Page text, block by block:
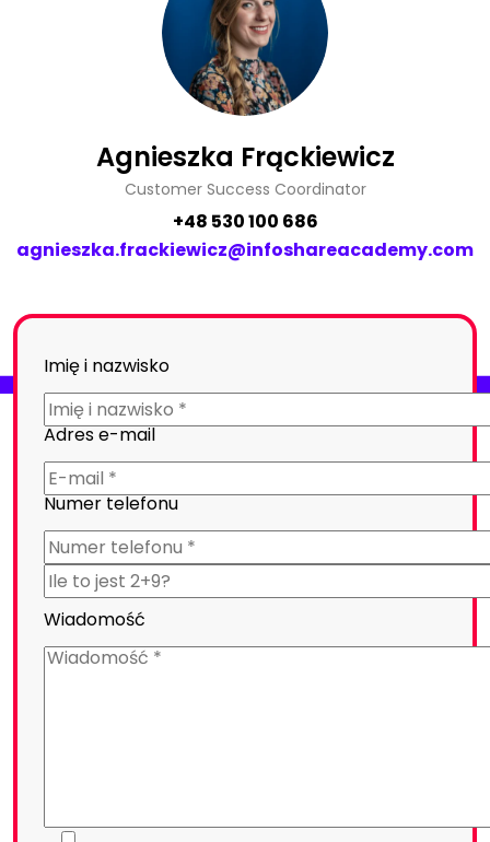
Agnieszka Frąckiewicz
Customer Success Coordinator
+48 530 100 686
agnieszka.frackiewicz@infoshareacademy.com
Imię i nazwisko
Adres e-mail
Numer telefonu
Wiadomość